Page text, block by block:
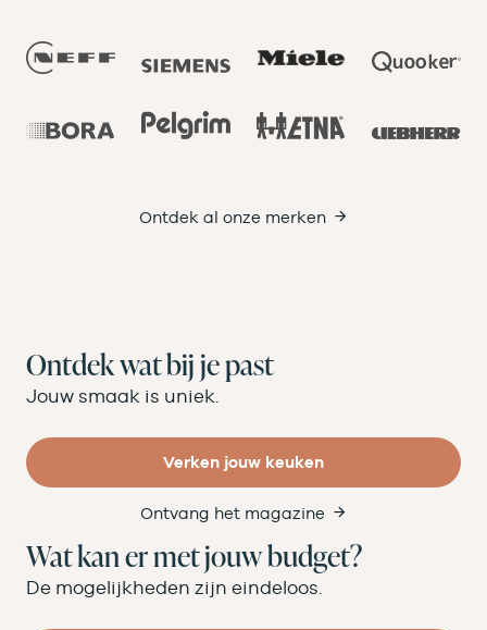
Ontdek al onze merken
Ontdek wat bij je past
Jouw smaak is uniek.
Verken jouw keuken
Ontvang het magazine
Wat kan er met jouw budget?
De mogelijkheden zijn eindeloos.